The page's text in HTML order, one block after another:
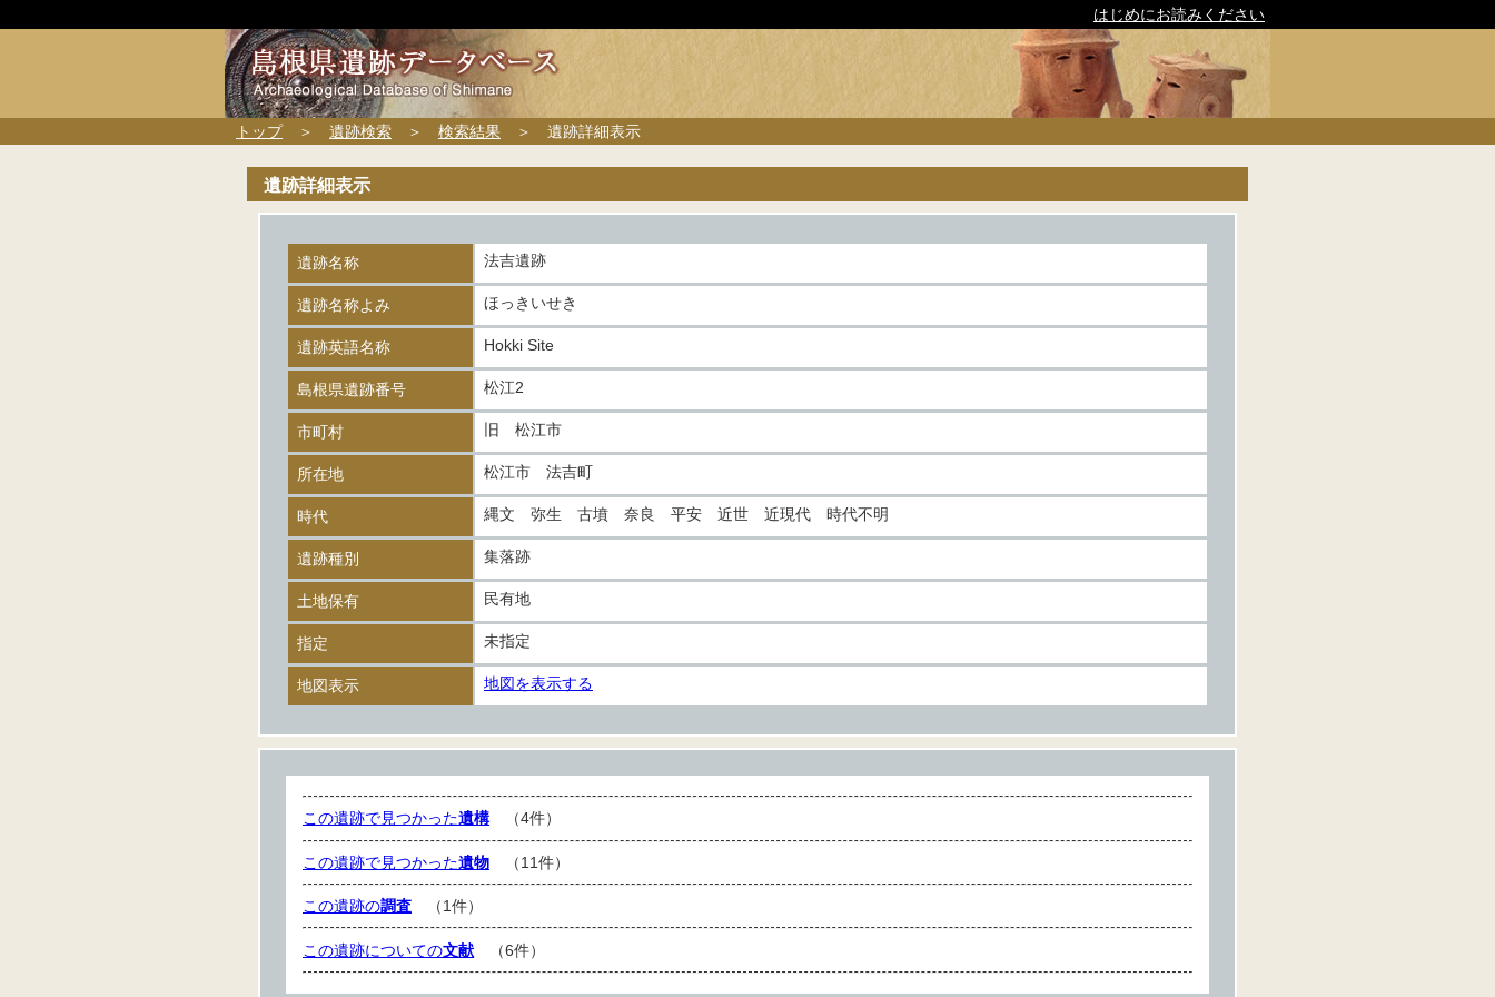
はじめにお読みください
トップ＞ 遺跡検索 ＞ 検索結果 ＞ 遺跡詳細表示
遺跡詳細表示
遺跡名称 法吉遺跡
遺跡名称よみ ほっきいせき
遺跡英語名称 Hokki Site
島根県遺跡番号 松江2
市町村 旧 松江市
所在地 松江市 法吉町
時代 縄文 弥生 古墳 奈良 平安 近世 近現代 時代不明
遺跡種別 集落跡
土地保有 民有地
指定 未指定
地図表示 地図を表示する
この遺跡で見つかった遺構（4件）
この遺跡で見つかった遺物 （11件）
この遺跡の調査 （1件）
この遺跡についての文献 （6件）